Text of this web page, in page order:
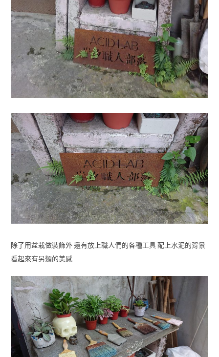
除了用盆栽做裝飾外 還有放上職人們的各種工具 配上水泥的背景
看起來有另類的美感